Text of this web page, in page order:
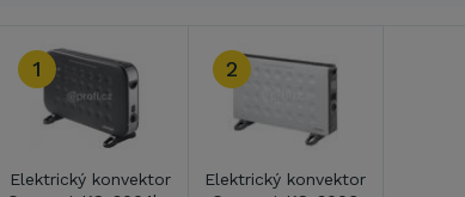
1
Elektrický konvektor
2
Elektrický konvektor